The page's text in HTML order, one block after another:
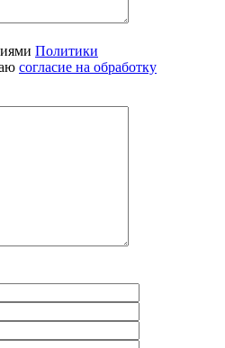
Политики
согласие на обработку